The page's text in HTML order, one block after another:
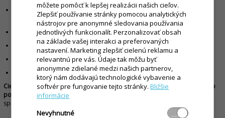
prípadne ho môže predávajúci zákazníkovi predložiť k nahliadnutiu
priamo pri platbe.
Jednoosobové prevádzky a služby:
na pracovnom stole,
v priestore, kde sa poskytuje služba,
na mieste, kde dochádza k platbe alebo komunikácii so zákazníkom.
Cieľ je vždy rovnaký - zákazník musí byť jasne informovaný ešte pred alebo
počas platby.Viac o umiestnení sa dočítate priamo na portáli finančnej
správy
môžete pomôcť k lepšej realizácii našich cieľov.
Zlepšiť používanie stránky pomocou analytických
nástrojov pre anonymné sledovania používania
jednotlivých funkcionalít. Perzonalizovať obsah
na základe vašej interakci a preferovaných
nastavení. Marketing zlepšiť cielenú reklamu a
relevantnú pre vás. Údaje tak môžu byť
anonymne zdielané medzi našich partnerov,
ktorý nám dodávajú technologické vybavenie a
softvér pre fungovanie tejto stránky.Bližšie
informácie
Nevyhnutné